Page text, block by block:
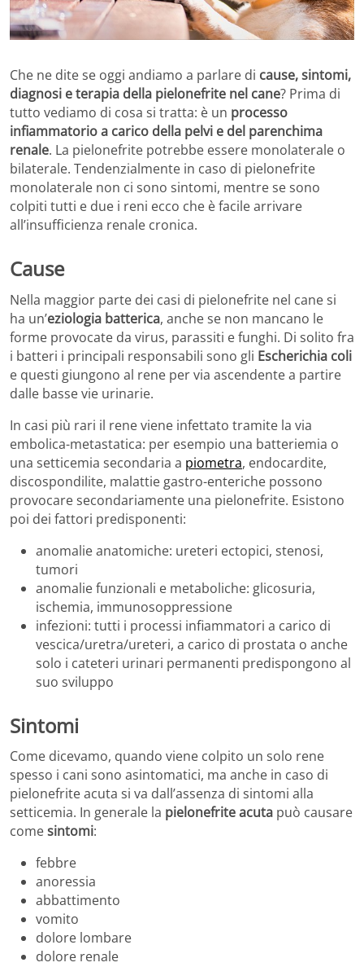
Che ne dite se oggi andiamo a parlare di cause, sintomi,
diagnosi e terapia della pielonefrite nel cane? Prima di
tutto vediamo di cosa si tratta: è un processo
infiammatorio a carico della pelvi e del parenchima
renale. La pielonefrite potrebbe essere monolaterale o
bilaterale. Tendenzialmente in caso di pielonefrite
monolaterale non ci sono sintomi, mentre se sono
colpiti tutti e due i reni ecco che è facile arrivare
all’insufficienza renale cronica.
Cause
Nella maggior parte dei casi di pielonefrite nel cane si
ha un’eziologia batterica, anche se non mancano le
forme provocate da virus, parassiti e funghi. Di solito fra
i batteri i principali responsabili sono gli Escherichia coli
e questi giungono al rene per via ascendente a partire
dalle basse vie urinarie.
In casi più rari il rene viene infettato tramite la via
embolica-metastatica: per esempio una batteriemia o
una setticemia secondaria a piometra, endocardite,
discospondilite, malattie gastro-enteriche possono
provocare secondariamente una pielonefrite. Esistono
poi dei fattori predisponenti:
anomalie anatomiche: ureteri ectopici, stenosi,
tumori
anomalie funzionali e metaboliche: glicosuria,
ischemia, immunosoppressione
infezioni: tutti i processi infiammatori a carico di
vescica/uretra/ureteri, a carico di prostata o anche
solo i cateteri urinari permanenti predispongono al
suo sviluppo
Sintomi
Come dicevamo, quando viene colpito un solo rene
spesso i cani sono asintomatici, ma anche in caso di
pielonefrite acuta si va dall’assenza di sintomi alla
setticemia. In generale la pielonefrite acuta può causare
comesintomi:
febbre
anoressia
abbattimento
vomito
dolore lombare
dolore renale